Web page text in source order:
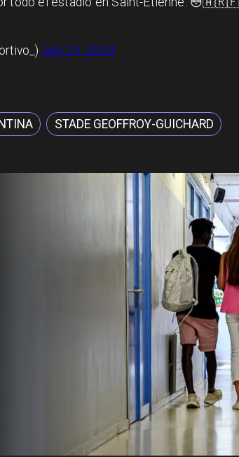
July 24, 2024
STADE GEOFFROY-GUICHARD